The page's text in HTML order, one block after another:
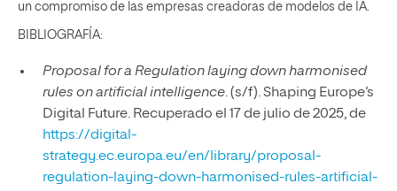
un compromiso de las empresas creadoras de modelos de IA.
BIBLIOGRAFÍA:
Proposal for a Regulation laying down harmonised
rules on artificial intelligence. (s/f). Shaping Europe’s
Digital Future. Recuperado el 17 de julio de 2025, de
https://digital-
strategy.ec.europa.eu/en/library/proposal-
regulation-laying-down-harmonised-rules-artificial-